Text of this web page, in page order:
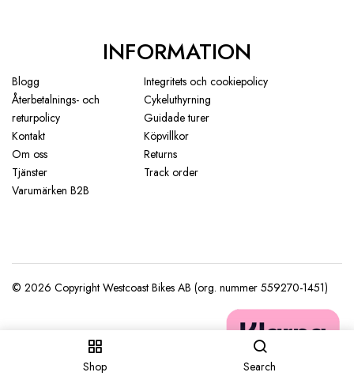
Shop Search
INFORMATION
Blogg
Integritets och cookiepolicy
Återbetalnings- och
returpolicy
Cykeluthyrning
Guidade turer
Kontakt
Köpvillkor
Om oss
Returns
Tjänster
Track order
Varumärken B2B